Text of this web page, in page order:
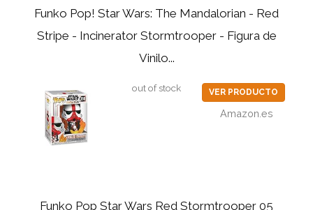
Funko Pop! Star Wars: The Mandalorian - Red
Stripe - Incinerator Stormtrooper - Figura de
Vinilo...
out of stock VER PRODUCTO
Amazon.es
Funko Pop Star Wars Red Stormtrooper 05